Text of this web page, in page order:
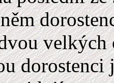
velkých